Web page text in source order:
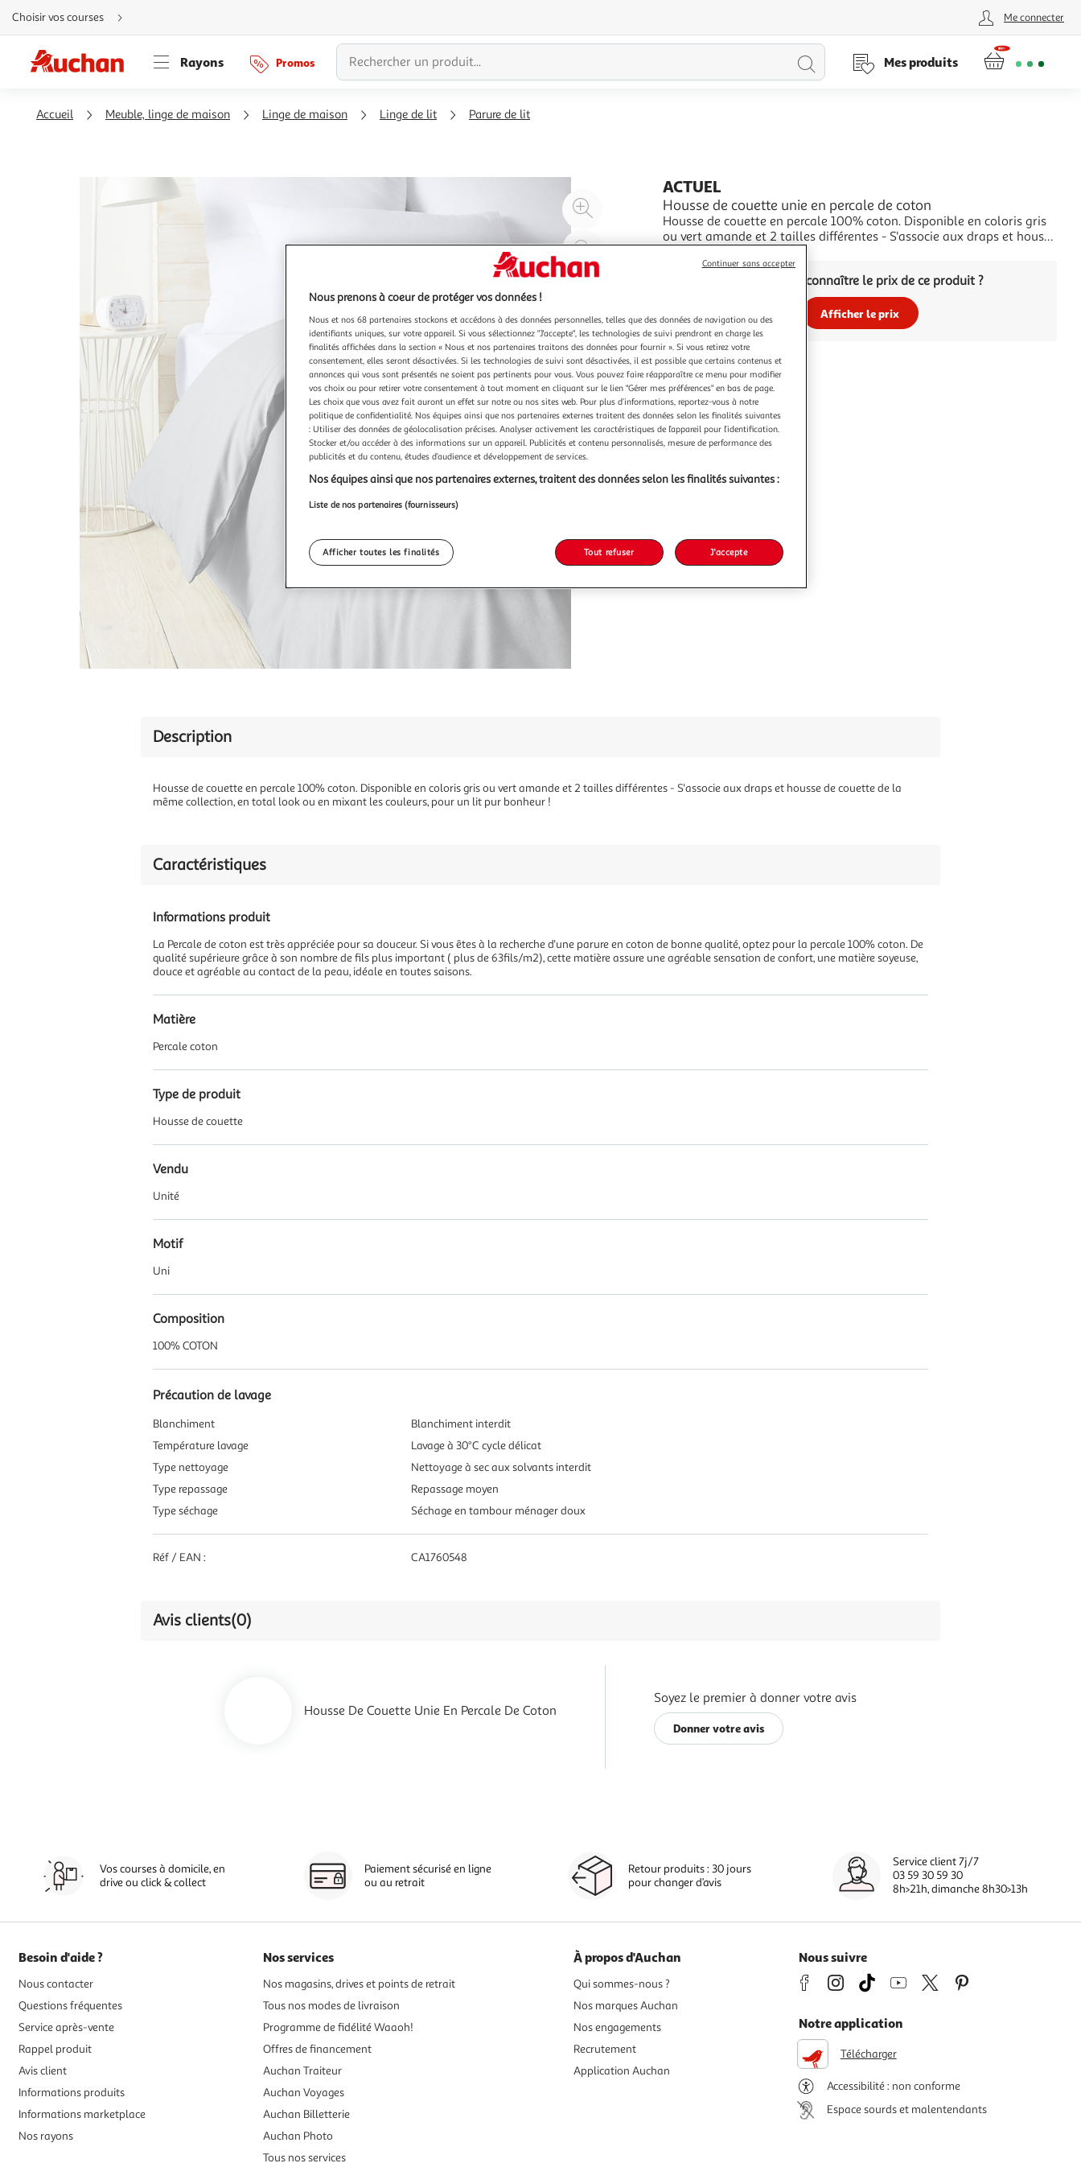
Aller
directement
au
Aller
directement
à
Aller
directement
Choisir vos courses Me connecter
Rayons Promos
Lancer
Mes produits
Accueil Meuble, linge de maison Linge de maison Linge de lit Parure de lit
Agrandir
l'illustration
à
200%
Réduire
l'illustration
%
produit
ACTUEL
Housse de couette unie en percale de coton
Housse de couette en percale 100% coton. Disponible en coloris gris
ou vert amande et 2 tailles différentes - S'associe aux draps et housse
couleurs, pour un lit pur bonheur !
Vous voulez connaître le prix de ce produit ?
Afficher le prix
Description
Housse de couette en percale 100% coton. Disponible en coloris gris ou vert amande et 2 tailles différentes - S'associe aux draps et housse de couette de la
même collection, en total look ou en mixant les couleurs, pour un lit pur bonheur !
Caractéristiques
Informations produit
La Percale de coton est très appréciée pour sa douceur. Si vous êtes à la recherche d'une parure en coton de bonne qualité, optez pour la percale 100% coton. De
qualité supérieure grâce à son nombre de fils plus important ( plus de 63fils/m2), cette matière assure une agréable sensation de confort, une matière soyeuse,
douce et agréable au contact de la peau, idéale en toutes saisons.
Matière
Percale coton
Type de produit
Housse de couette
Vendu
Unité
Motif
Uni
Composition
100% COTON
Précaution de lavage
Blanchiment
Blanchiment interdit
Température lavage
Lavage à 30°C cycle délicat
Type nettoyage
Nettoyage à sec aux solvants interdit
Type repassage
Repassage moyen
Type séchage
Séchage en tambour ménager doux
Réf / EAN : CA1760548
Avis clients(0)
Housse De Couette Unie En Percale De Coton
Soyez le premier à donner votre avis
Donner votre avis
Vos courses à domicile, en
drive ou click & collect
Paiement sécurisé en ligne
ou au retrait
Retour produits : 30 jours
pour changer d’avis
Service client 7j/7
03 59 30 59 30
8h>21h, dimanche 8h30>13h
Besoin d'aide ?
Nous contacter
Questions fréquentes
Service après-vente
Rappel produit
Avis client
Informations produits
Informations marketplace
Nos rayons
Nos services
Nos magasins, drives et points de retrait
Tous nos modes de livraison
Programme de fidélité Waaoh!
Offres de financement
Auchan Traiteur
Auchan Voyages
Auchan Billetterie
Auchan Photo
Tous nos services
À propos d'Auchan
Qui sommes-nous ?
Nos marques Auchan
Nos engagements
Recrutement
Application Auchan
Nous suivre
Notre application
Télécharger
Accessibilité : non conforme
Espace sourds et malentendants
Nous prenons à coeur de protéger vos données !
Nous et nos 68 partenaires stockons et accédons à des données personnelles, telles que des données de navigation ou des
identifiants uniques, sur votre appareil. Si vous sélectionnez "J'accepte", les technologies de suivi prendront en charge les
finalités affichées dans la section « Nous et nos partenaires traitons des données pour fournir ». Si vous retirez votre
consentement, elles seront désactivées. Si les technologies de suivi sont désactivées, il est possible que certains contenus et
annonces qui vous sont présentés ne soient pas pertinents pour vous. Vous pouvez faire réapparaître ce menu pour modifier
vos choix ou pour retirer votre consentement à tout moment en cliquant sur le lien "Gérer mes préférences" en bas de page.
Les choix que vous avez fait auront un effet sur notre ou nos sites web. Pour plus d’informations, reportez-vous à notre
politique de confidentialité. Nos équipes ainsi que nos partenaires externes traitent des données selon les finalités suivantes
: Utiliser des données de géolocalisation précises. Analyser activement les caractéristiques de l’appareil pour l’identification.
Stocker et/ou accéder à des informations sur un appareil. Publicités et contenu personnalisés, mesure de performance des
publicités et du contenu, études d’audience et développement de services.
Nos équipes ainsi que nos partenaires externes, traitent des données selon les finalités suivantes :
Liste de nos partenaires (fournisseurs)
Afficher toutes les finalités Tout refuser J'accepte
Continuer sans accepter